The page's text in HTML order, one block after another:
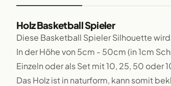
Holz Basketball Spieler
Diese Basketball Spieler Silhouette
In der Höhe von 5cm - 50cm (in 1cm
Einzeln oder als Set mit 10, 25, 50 oder
Das Holz ist in naturform, kann somit